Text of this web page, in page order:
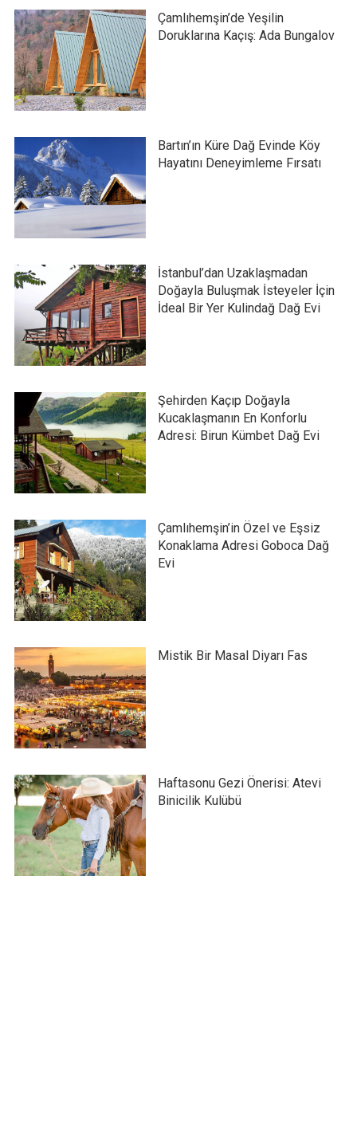
Çamlıhemşin’de Yeşilin
Doruklarına Kaçış: Ada Bungalov
Bartın’ın Küre Dağ Evinde Köy
Hayatını Deneyimleme Fırsatı
İstanbul’dan Uzaklaşmadan
Doğayla Buluşmak İsteyeler İçin
İdeal Bir Yer Kulindağ Dağ Evi
Şehirden Kaçıp Doğayla
Kucaklaşmanın En Konforlu
Adresi: Birun Kümbet Dağ Evi
Çamlıhemşin’in Özel ve Eşsiz
Konaklama Adresi Goboca Dağ
Evi
Mistik Bir Masal Diyarı Fas
Haftasonu Gezi Önerisi: Atevi
Binicilik Kulübü